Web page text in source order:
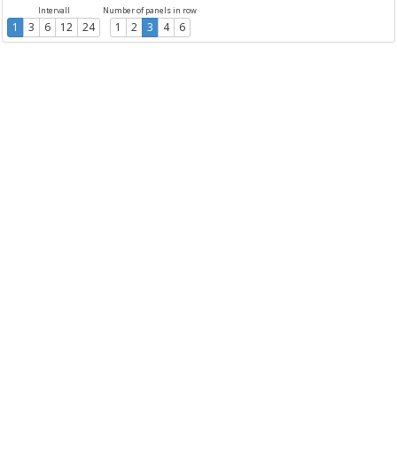
Intervall
1 3 6 12 24
Number of panels in row
1 2 3 4 6